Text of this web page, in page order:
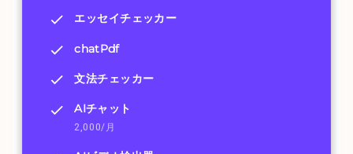
エッセイチェッカー
chatPdf
文法チェッカー
AIチャット
2,000/月